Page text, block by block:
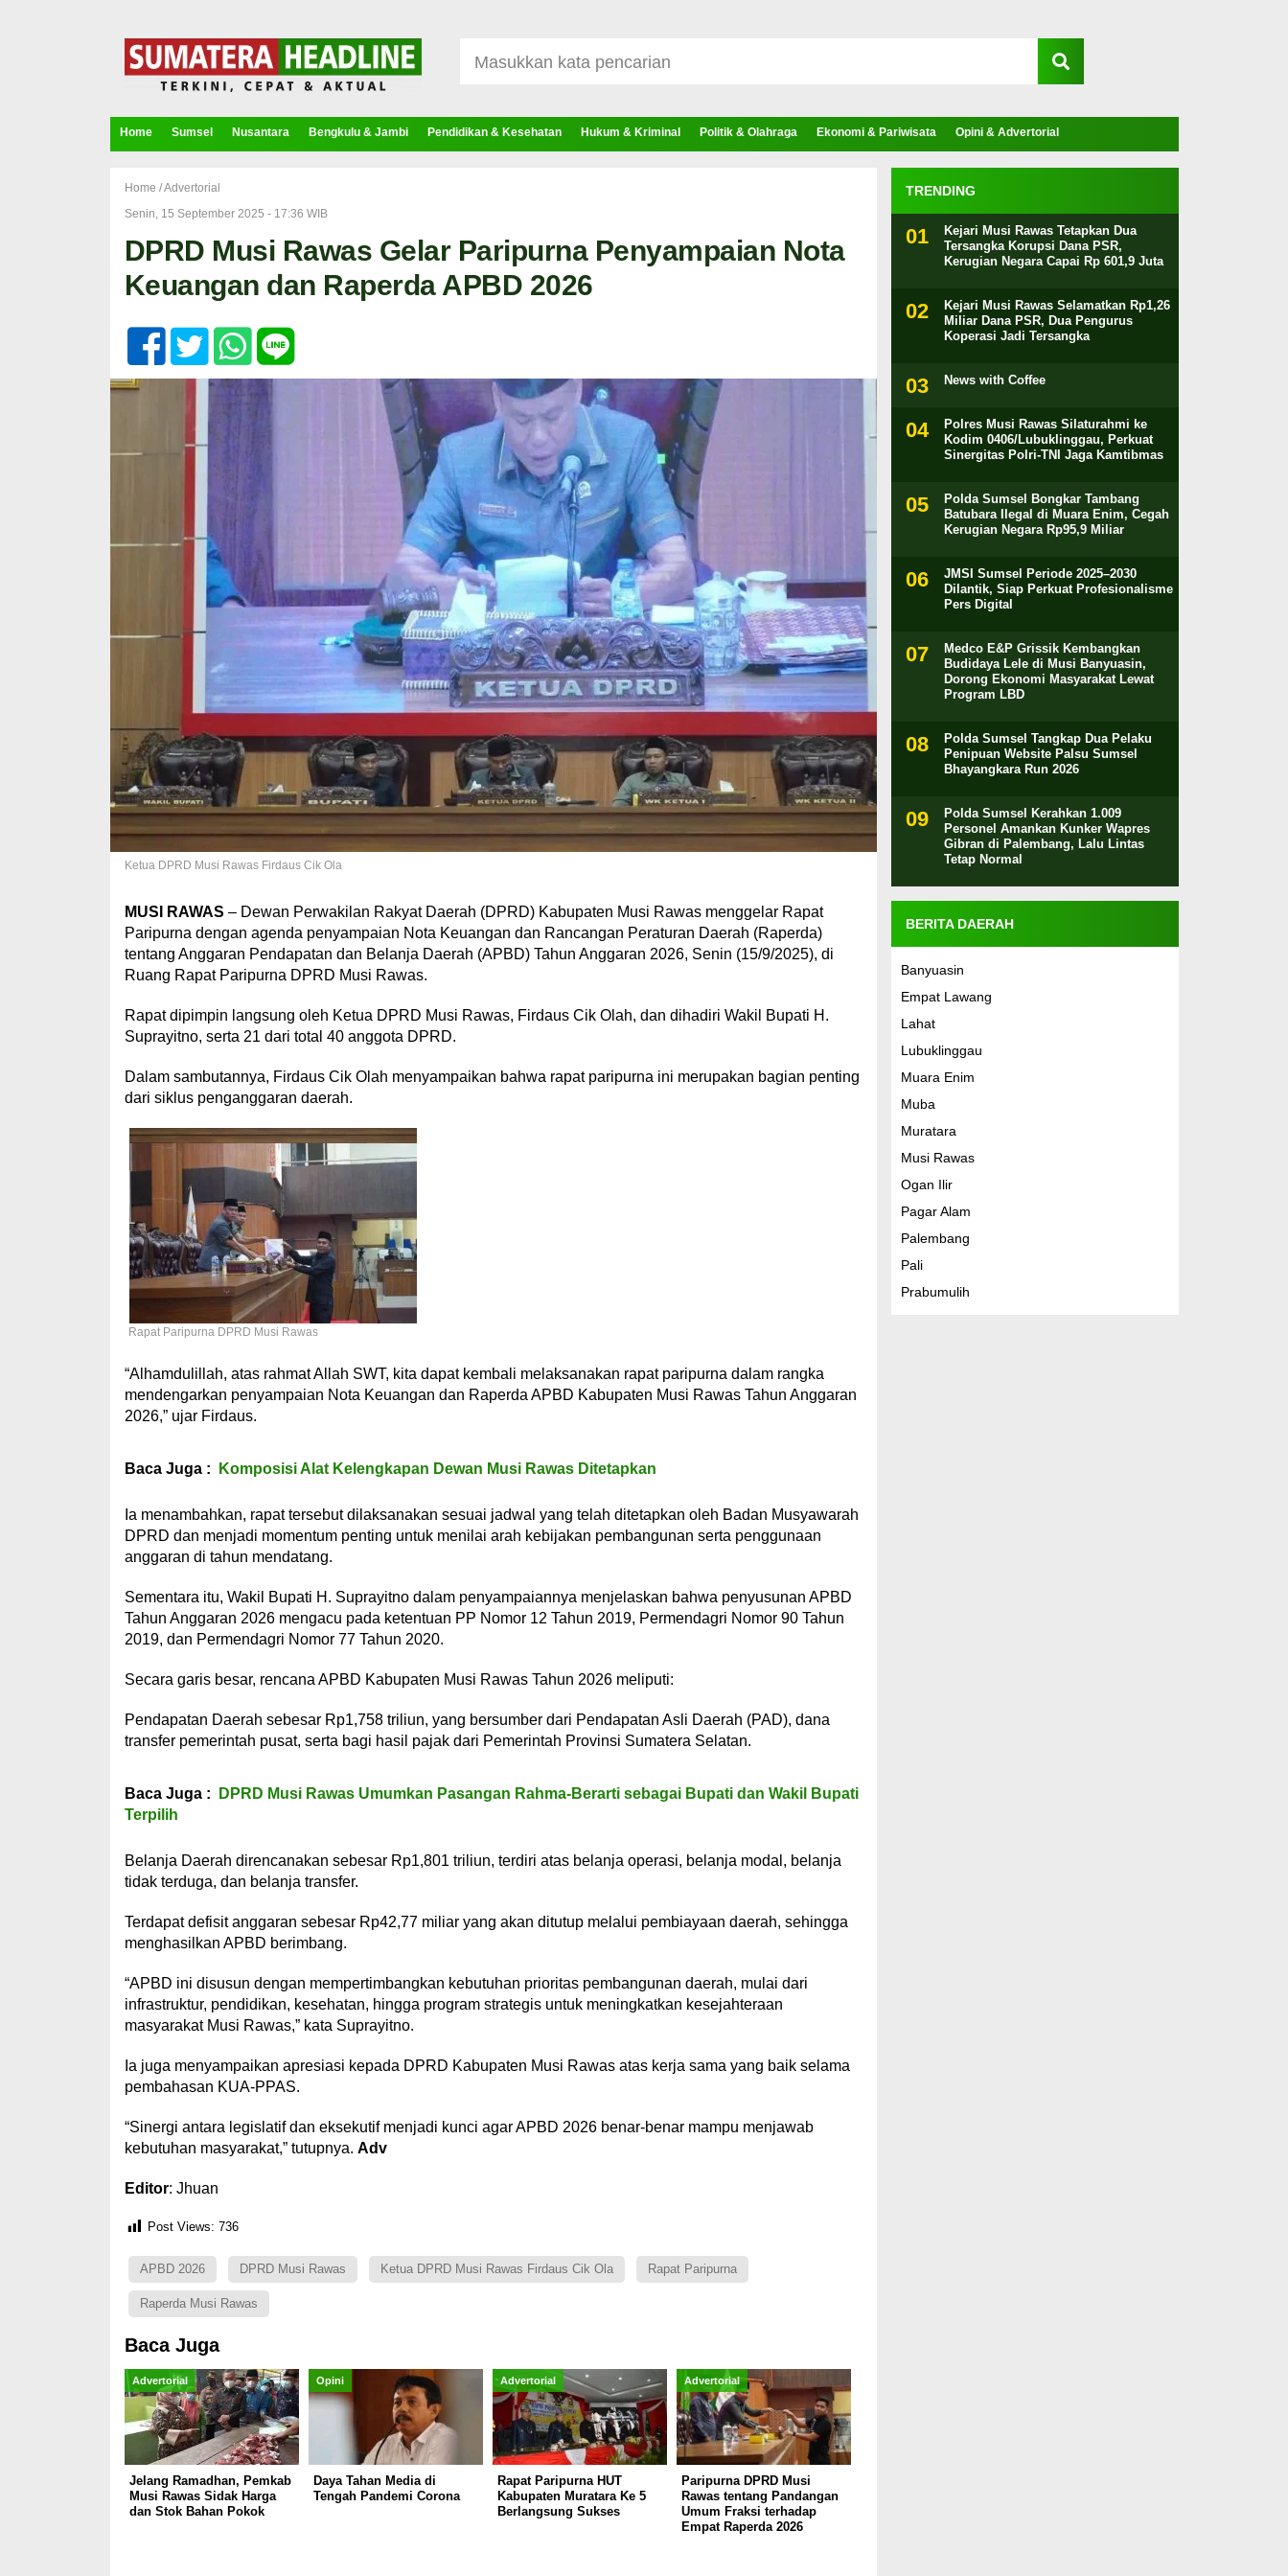
Home Sumsel Nusantara Bengkulu & Jambi Pendidikan & Kesehatan Hukum & Kriminal Politik & Olahraga Ekonomi & Pariwisata Opini & Advertorial
Home /Advertorial
Senin, 15 September 2025 - 17:36 WIB
DPRD Musi Rawas Gelar Paripurna Penyampaian Nota
Keuangan dan Raperda APBD 2026
Ketua DPRD Musi Rawas Firdaus Cik Ola
MUSI RAWAS – Dewan Perwakilan Rakyat Daerah (DPRD) Kabupaten Musi Rawas menggelar Rapat
Paripurna dengan agenda penyampaian Nota Keuangan dan Rancangan Peraturan Daerah (Raperda)
tentang Anggaran Pendapatan dan Belanja Daerah (APBD) Tahun Anggaran 2026, Senin (15/9/2025), di
Ruang Rapat Paripurna DPRD Musi Rawas.
Rapat dipimpin langsung oleh Ketua DPRD Musi Rawas, Firdaus Cik Olah, dan dihadiri Wakil Bupati H.
Suprayitno, serta 21 dari total 40 anggota DPRD.
Dalam sambutannya, Firdaus Cik Olah menyampaikan bahwa rapat paripurna ini merupakan bagian penting
dari siklus penganggaran daerah.
Rapat Paripurna DPRD Musi Rawas
“Alhamdulillah, atas rahmat Allah SWT, kita dapat kembali melaksanakan rapat paripurna dalam rangka
mendengarkan penyampaian Nota Keuangan dan Raperda APBD Kabupaten Musi Rawas Tahun Anggaran
2026,” ujar Firdaus.
Baca Juga : Komposisi Alat Kelengkapan Dewan Musi Rawas Ditetapkan
Ia menambahkan, rapat tersebut dilaksanakan sesuai jadwal yang telah ditetapkan oleh Badan Musyawarah
DPRD dan menjadi momentum penting untuk menilai arah kebijakan pembangunan serta penggunaan
anggaran di tahun mendatang.
Sementara itu, Wakil Bupati H. Suprayitno dalam penyampaiannya menjelaskan bahwa penyusunan APBD
Tahun Anggaran 2026 mengacu pada ketentuan PP Nomor 12 Tahun 2019, Permendagri Nomor 90 Tahun
2019, dan Permendagri Nomor 77 Tahun 2020.
Secara garis besar, rencana APBD Kabupaten Musi Rawas Tahun 2026 meliputi:
Pendapatan Daerah sebesar Rp1,758 triliun, yang bersumber dari Pendapatan Asli Daerah (PAD), dana
transfer pemerintah pusat, serta bagi hasil pajak dari Pemerintah Provinsi Sumatera Selatan.
Baca Juga :
DPRD Musi Rawas Umumkan Pasangan Rahma-Berarti sebagai Bupati dan Wakil Bupati
Terpilih
Belanja Daerah direncanakan sebesar Rp1,801 triliun, terdiri atas belanja operasi, belanja modal, belanja
tidak terduga, dan belanja transfer.
Terdapat defisit anggaran sebesar Rp42,77 miliar yang akan ditutup melalui pembiayaan daerah, sehingga
menghasilkan APBD berimbang.
“APBD ini disusun dengan mempertimbangkan kebutuhan prioritas pembangunan daerah, mulai dari
infrastruktur, pendidikan, kesehatan, hingga program strategis untuk meningkatkan kesejahteraan
masyarakat Musi Rawas,” kata Suprayitno.
Ia juga menyampaikan apresiasi kepada DPRD Kabupaten Musi Rawas atas kerja sama yang baik selama
pembahasan KUA-PPAS.
“Sinergi antara legislatif dan eksekutif menjadi kunci agar APBD 2026 benar-benar mampu menjawab
kebutuhan masyarakat,” tutupnya. Adv
Editor: Jhuan
Post Views: 736
APBD 2026 DPRD Musi Rawas Ketua DPRD Musi Rawas Firdaus Cik Ola Rapat Paripurna
Raperda Musi Rawas
Baca Juga
Advertorial
Jelang Ramadhan, Pemkab
Musi Rawas Sidak Harga
dan Stok Bahan Pokok
Opini
Daya Tahan Media di
Tengah Pandemi Corona
Advertorial
Rapat Paripurna HUT
Kabupaten Muratara Ke 5
Berlangsung Sukses
Advertorial
Paripurna DPRD Musi
Rawas tentang Pandangan
Umum Fraksi terhadap
Empat Raperda 2026
TRENDING
Kejari Musi Rawas Tetapkan Dua
Tersangka Korupsi Dana PSR,
Kerugian Negara Capai Rp 601,9 Juta
Kejari Musi Rawas Selamatkan Rp1,26
Miliar Dana PSR, Dua Pengurus
Koperasi Jadi Tersangka
News with Coffee
Polres Musi Rawas Silaturahmi ke
Kodim 0406/Lubuklinggau, Perkuat
Sinergitas Polri-TNI Jaga Kamtibmas
Polda Sumsel Bongkar Tambang
Batubara Ilegal di Muara Enim, Cegah
Kerugian Negara Rp95,9 Miliar
JMSI Sumsel Periode 2025–2030
Dilantik, Siap Perkuat Profesionalisme
Pers Digital
Medco E&P Grissik Kembangkan
Budidaya Lele di Musi Banyuasin,
Dorong Ekonomi Masyarakat Lewat
Program LBD
Polda Sumsel Tangkap Dua Pelaku
Penipuan Website Palsu Sumsel
Bhayangkara Run 2026
Polda Sumsel Kerahkan 1.009
Personel Amankan Kunker Wapres
Gibran di Palembang, Lalu Lintas
Tetap Normal
BERITA DAERAH
Banyuasin
Empat Lawang
Lahat
Lubuklinggau
Muara Enim
Muba
Muratara
Musi Rawas
Ogan Ilir
Pagar Alam
Palembang
Pali
Prabumulih